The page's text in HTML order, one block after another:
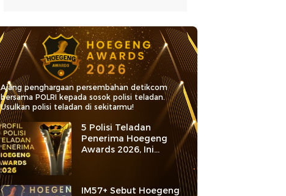
Ajang penghargaan persembahan detikcom
bersama POLRI kepada sosok polisi teladan.
Usulkan polisi teladan di sekitarmu!
5 Polisi Teladan
Penerima Hoegeng
Awards 2026, Ini
Kategori dan Kiprahnya
IM57+ Sebut Hoegeng